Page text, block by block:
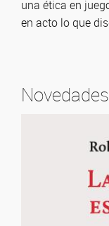
una ética en
en acto lo que